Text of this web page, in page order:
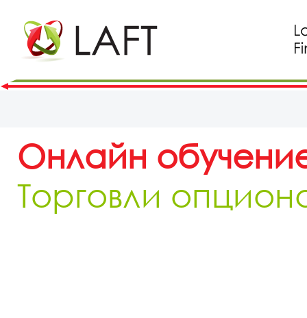
Онлайн
Торговли